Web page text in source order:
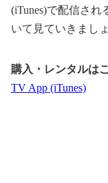
(iTunes)で配信され
いて見ていきましょ
購入・レンタルは
TV App (iTunes)